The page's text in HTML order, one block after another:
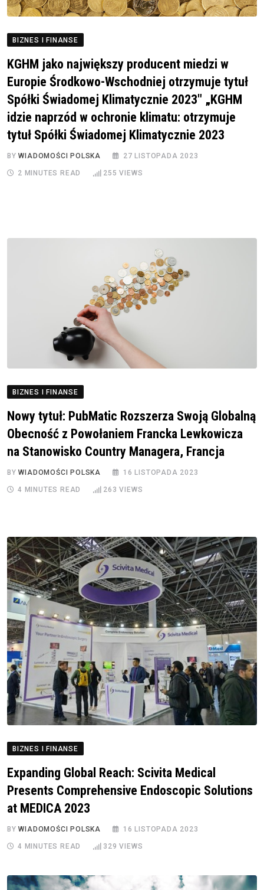
BIZNES I FINANSE
KGHM jako największy producent miedzi w
Europie Środkowo-Wschodniej otrzymuje tytuł
Spółki Świadomej Klimatycznie 2023″ „KGHM
idzie naprzód w ochronie klimatu: otrzymuje
tytuł Spółki Świadomej Klimatycznie 2023
BYWIADOMOŚCI POLSKA 27 LISTOPADA 2023
2 MINUTES READ 255 VIEWS
BIZNES I FINANSE
Nowy tytuł: PubMatic Rozszerza Swoją Globalną
Obecność z Powołaniem Francka Lewkowicza
na Stanowisko Country Managera, Francja
BYWIADOMOŚCI POLSKA 16 LISTOPADA 2023
4 MINUTES READ 263 VIEWS
BIZNES I FINANSE
Expanding Global Reach: Scivita Medical
Presents Comprehensive Endoscopic Solutions
at MEDICA 2023
BYWIADOMOŚCI POLSKA 16 LISTOPADA 2023
4 MINUTES READ 329 VIEWS